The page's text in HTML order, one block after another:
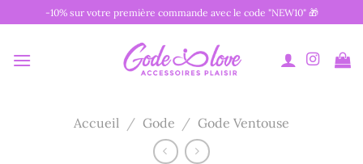
au
-10% sur votre première commande avec le code "NEW10" 🎁
Accueil / Gode / Gode Ventouse